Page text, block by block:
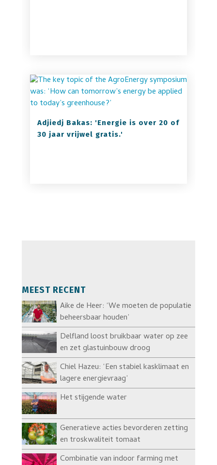
Adjiedj Bakas: 'Energie is over 20 of
30 jaar vrijwel gratis.'
MEEST RECENT
Aike de Heer: ‘We moeten de populatie
beheersbaar houden’
Delfland loost bruikbaar water op zee
en zet glastuinbouw droog
Chiel Hazeu: ‘Een stabiel kasklimaat en
lagere energievraag’
Het stijgende water
Generatieve acties bevorderen zetting
en troskwaliteit tomaat
Combinatie van indoor farming met